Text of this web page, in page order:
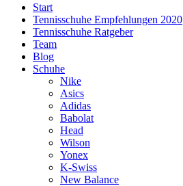
Start
Tennisschuhe Empfehlungen 2020
Tennisschuhe Ratgeber
Team
Blog
Schuhe
Nike
Asics
Adidas
Babolat
Head
Wilson
Yonex
K-Swiss
New Balance